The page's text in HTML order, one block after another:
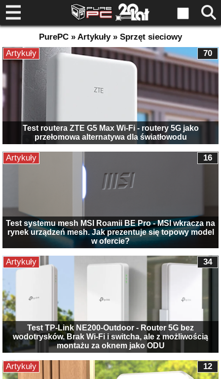
PurePC » Artykuły » Sprzęt sieciowy
Test routera ZTE G5 Max Wi-Fi - routery 5G jako
przełomowa alternatywa dla światłowodu
70
Artykuły
Test systemu mesh MSI Roamii BE Pro - MSI wkracza na
rynek urządzeń mesh. Jak prezentuje się topowy model
w ofercie?
16
Artykuły
Test TP-Link NE200-Outdoor - Router 5G bez
wodotrysków. Brak Wi-Fi i switcha, ale z możliwością
montażu za oknem jako ODU
34
Artykuły
12
Artykuły